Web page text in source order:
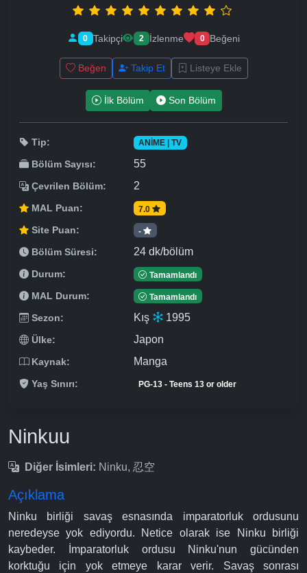
0 Takipçi 2 İzlenme 0 Beğeni
Beğen Takip Et Listeye Ekle
İlk Bölüm Son Bölüm
Tip: ANIME | TV
Bölüm Sayısı: 55
Çevrilen Bölüm: 2
MAL Puan: 7.0
Site Puan: -
Bölüm Süresi: 24 dk/bölüm
Durum: Tamamlandı
MAL Durum: Tamamlandı
Sezon: Kış 1995
Ülke: Japon
Kaynak: Manga
Yaş Sınırı: PG-13 - Teens 13 or older
Ninkuu
Diğer İsimleri: Ninku, 忍空
Açıklama
Ninku birliği savaş esnasında imparatorluk ordusunu
neredeyse yok ediyordu. Netice olarak ise Ninku birliği
kaybeder. İmparatorluk ordusu Ninku'nun gücünden
korktuğu için yok etmeye karar verir. Savaş sonrası